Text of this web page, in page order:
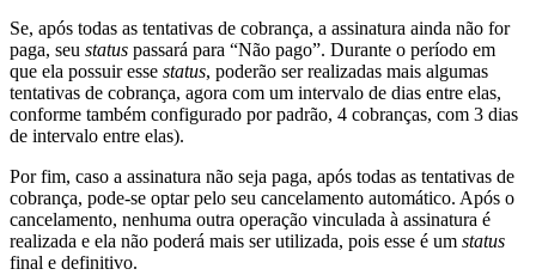
Se, após todas as tentativas de cobrança, a assinatura ainda não for
paga, seu status passará para “Não pago”. Durante o período em
que ela possuir esse status, poderão ser realizadas mais algumas
tentativas de cobrança, agora com um intervalo de dias entre elas,
conforme também configurado por padrão, 4 cobranças, com 3 dias
de intervalo entre elas).
Por fim, caso a assinatura não seja paga, após todas as tentativas de
cobrança, pode-se optar pelo seu cancelamento automático. Após o
cancelamento, nenhuma outra operação vinculada à assinatura é
realizada e ela não poderá mais ser utilizada, pois esse é um status
final e definitivo.